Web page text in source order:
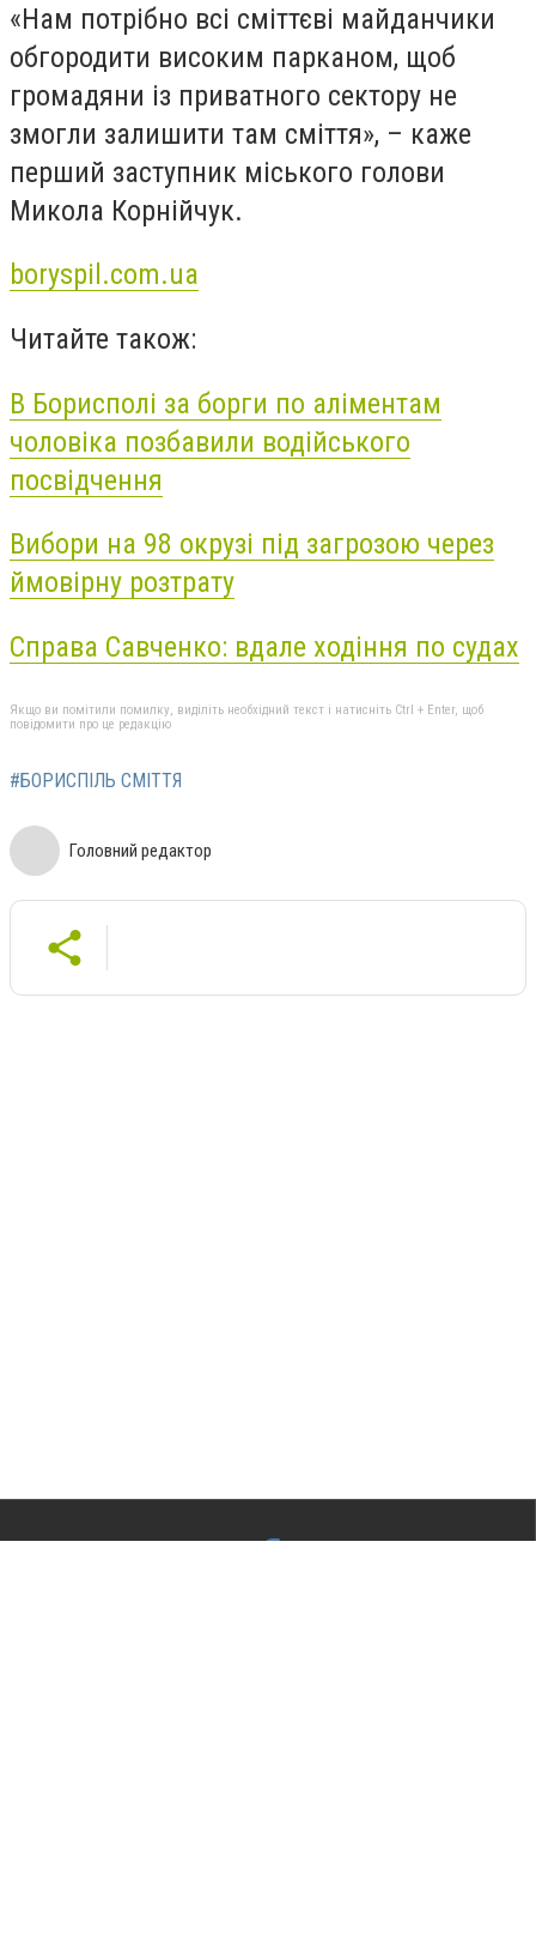
«Нам потрібно всі сміттєві майданчики
обгородити високим парканом, щоб
громадяни із приватного сектору не
змогли залишити там сміття», – каже
перший заступник міського голови
Микола Корнійчук.
boryspil.com.ua
Читайте також:
В Борисполі за борги по аліментам
чоловіка позбавили водійського
посвідчення
Вибори на 98 окрузі під загрозою через
ймовірну розтрату
Справа Савченко: вдале ходіння по судах
Якщо ви помітили помилку, виділіть необхідний текст і натисніть Ctrl + Enter, щоб
повідомити про це редакцію
#БОРИСПІЛЬ СМІТТЯ
Головний редактор